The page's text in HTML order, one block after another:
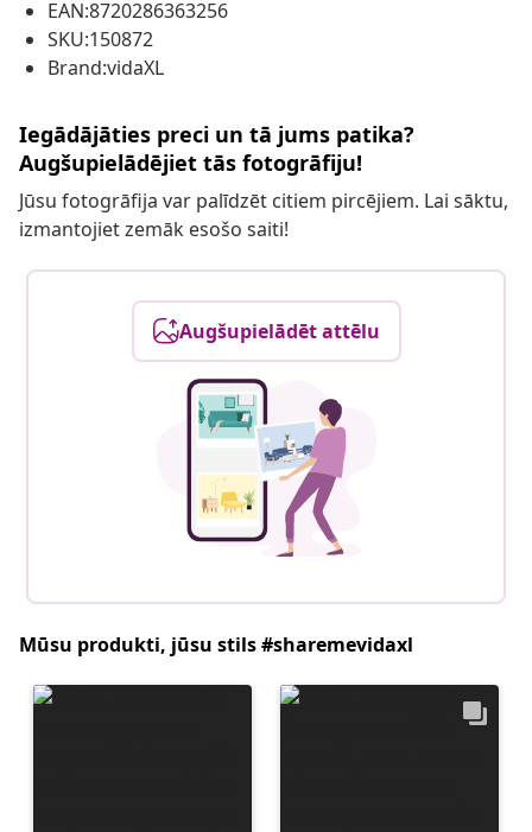
EAN:8720286363256
SKU:150872
Brand:vidaXL
Iegādājāties preci un tā jums patika?
Augšupielādējiet tās fotogrāfiju!
Jūsu fotogrāfija var palīdzēt citiem pircējiem. Lai sāktu,
izmantojiet zemāk esošo saiti!
Augšupielādēt attēlu
Mūsu produkti, jūsu stils #sharemevidaxl